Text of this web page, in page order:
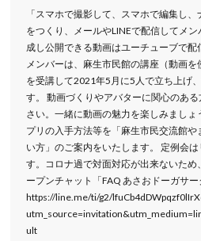
「スマホで撮影して、スマホで編集し
をつくり、メールやLINEで配信してメ
成し公開できる動画はユーチューブで
メンバーは、麻生市民館の講座（動画を
を受講して2021年5月に5人で立ち上げ
す。 動画づくりやアバターに関心のあ
さい。一緒に動画の魅力を楽しみまし
プリの入手方法等を「麻生市民交流館
い方」のご案内をいたします。 定例会
す。コロナ過で対面対応が出来ないた
ープンチャット「FAQ あさおドーガサー
https://line.me/ti/g2/
ult